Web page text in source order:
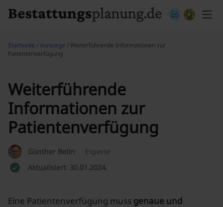
Startseite /Vorsorge / Weiterführende Informationen zur
Patientenverfügung
Weiterführende
Informationen zur
Patientenverfügung
Günther Betin
Experte
Aktualisiert: 30.01.2024.
Eine Patientenverfügung muss genaue und